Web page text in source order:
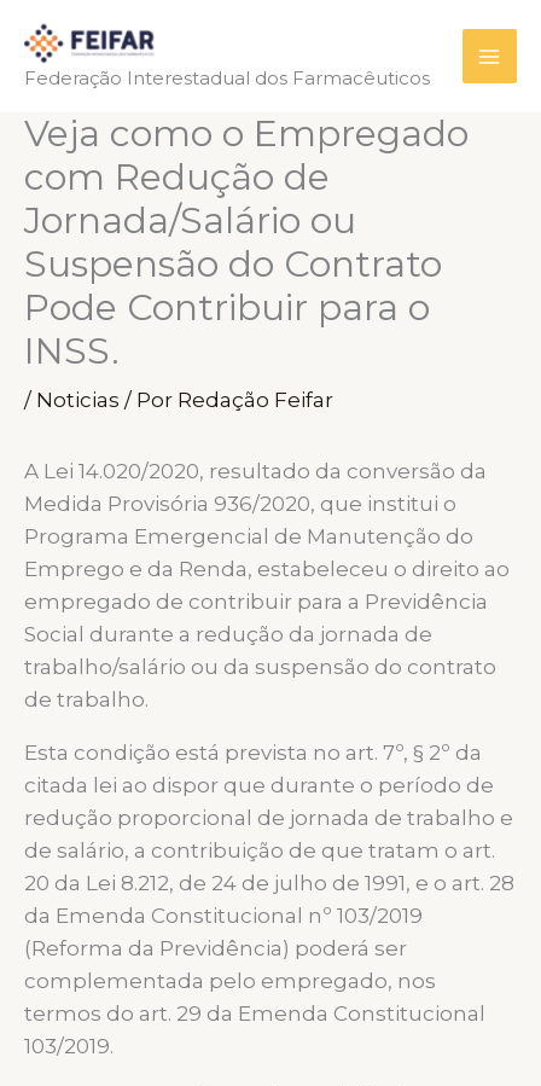
para
Federação Interestadual dos Farmacêuticos
Veja como o Empregado
com Redução de
Jornada/Salário ou
Suspensão do Contrato
Pode Contribuir para o
INSS.
/ Noticias / Por Redação Feifar
A Lei 14.020/2020, resultado da conversão da
Medida Provisória 936/2020, que institui o
Programa Emergencial de Manutenção do
Emprego e da Renda, estabeleceu o direito ao
empregado de contribuir para a Previdência
Social durante a redução da jornada de
trabalho/salário ou da suspensão do contrato
de trabalho.
Esta condição está prevista no art. 7º, § 2º da
citada lei ao dispor que durante o período de
redução proporcional de jornada de trabalho e
de salário, a contribuição de que tratam o art.
20 da Lei 8.212, de 24 de julho de 1991, e o art. 28
da Emenda Constitucional nº 103/2019
(Reforma da Previdência) poderá ser
complementada pelo empregado, nos
termos do art. 29 da Emenda Constitucional
103/2019.